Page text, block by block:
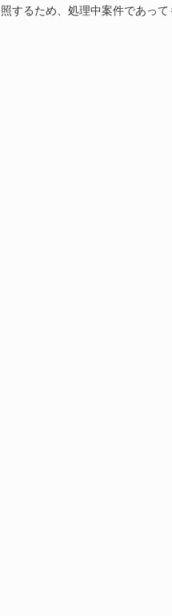
するため、処理中案件であっ